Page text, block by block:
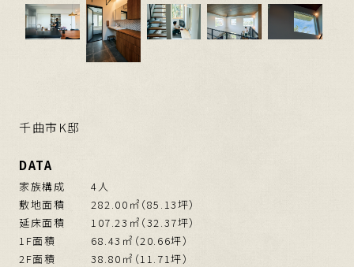
千曲市K邸
DATA
家族構成
4人
敷地面積
282.00㎡（85.13坪）
延床面積
107.23㎡（32.37坪）
1F面積
68.43㎡（20.66坪）
2F面積
38.80㎡（11.71坪）